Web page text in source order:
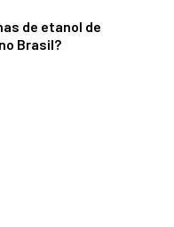
de etanol de
Brasil?